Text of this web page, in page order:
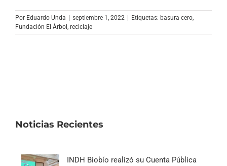
Por Eduardo Unda septiembre 1, 2022 Etiquetas: basura cero,
Fundación El Árbol , reciclaje
Noticias Recientes
INDH Biobío realizó su Cuenta Pública